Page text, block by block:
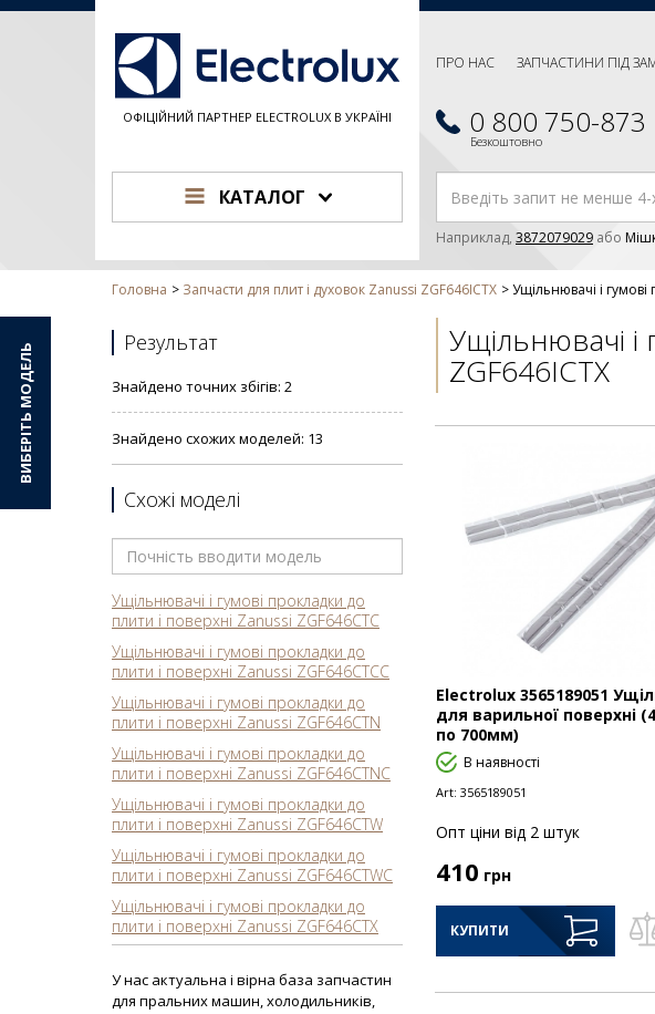
ОФІЦІЙНИЙ ПАРТНЕР ELECTROLUX В УКРАЇНІ
ПРО НАС ЗАПЧАСТИНИ ПІД
0 800 750-873
Безкоштовно
КАТАЛОГ
Наприклад, 3872079029 або
Головна Запчасти для плит і духовок Zanussi ZGF646ICTX Ущільнювачі і
Результат
Знайдено точних збігів: 2
Знайдено схожих моделей: 13
Схожі моделі
Ущільнювачі і гумові прокладки до
плити і поверхні Zanussi ZGF646CTC
Ущільнювачі і гумові прокладки до
плити і поверхні Zanussi ZGF646CTCC
Ущільнювачі і гумові прокладки до
плити і поверхні Zanussi ZGF646CTN
Ущільнювачі і гумові прокладки до
плити і поверхні Zanussi ZGF646CTNC
Ущільнювачі і гумові прокладки до
плити і поверхні Zanussi ZGF646CTW
Ущільнювачі і гумові прокладки до
плити і поверхні Zanussi ZGF646CTWC
Ущільнювачі і гумові прокладки до
плити і поверхні Zanussi ZGF646CTX
плити і поверхні Zanussi ZGF646ICM
Ущільнювачі і гумові прокладки до
У нас актуальна і вірна база запчастин
для пральних машин, холодильників,
Ущільнювачі і
ZGF646ICTX
Electrolux 3565189051
для варильної поверхні
по 700мм)
В наявності
Art: 3565189051
Опт цiни від 2 штук
410 грн
КУПИТИ
ВИБЕРІТЬ МОДЕЛЬ